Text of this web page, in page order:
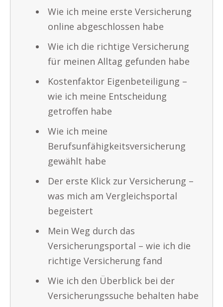
Wie ich meine erste Versicherung
online abgeschlossen habe
Wie ich die richtige Versicherung
für meinen Alltag gefunden habe
Kostenfaktor Eigenbeteiligung –
wie ich meine Entscheidung
getroffen habe
Wie ich meine
Berufsunfähigkeitsversicherung
gewählt habe
Der erste Klick zur Versicherung –
was mich am Vergleichsportal
begeistert
Mein Weg durch das
Versicherungsportal – wie ich die
richtige Versicherung fand
Wie ich den Überblick bei der
Versicherungssuche behalten habe